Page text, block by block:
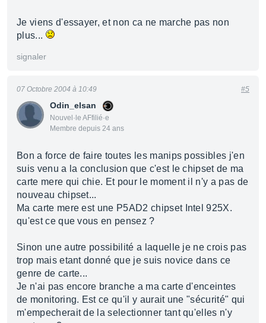
Je viens d'essayer, et non ca ne marche pas non
plus...
signaler
Odin_elsan
Nouvel·le AFfilié·e
Membre depuis 24 ans
07 Octobre 2004 à 10:49 #5
Bon a force de faire toutes les manips possibles j'en
suis venu a la conclusion que c'est le chipset de ma
carte mere qui chie. Et pour le moment il n'y a pas de
nouveau chipset...
Ma carte mere est une P5AD2 chipset Intel 925X.
qu'est ce que vous en pensez ?
Sinon une autre possibilité a laquelle je ne crois pas
trop mais etant donné que je suis novice dans ce
genre de carte...
Je n'ai pas encore branche a ma carte d'enceintes
de monitoring. Est ce qu'il y aurait une "sécurité" qui
m'empecherait de la selectionner tant qu'elles n'y